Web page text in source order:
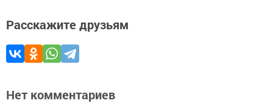
Расскажите друзьям
Нет комментариев